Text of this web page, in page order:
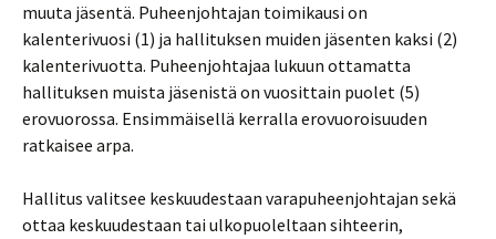
muuta jäsentä. Puheenjohtajan toimikausi on
kalenterivuosi (1) ja hallituksen muiden jäsenten kaksi (2)
kalenterivuotta. Puheenjohtajaa lukuun ottamatta
hallituksen muista jäsenistä on vuosittain puolet (5)
erovuorossa. Ensimmäisellä kerralla erovuoroisuuden
ratkaisee arpa.
Hallitus valitsee keskuudestaan varapuheenjohtajan sekä
ottaa keskuudestaan tai ulkopuoleltaan sihteerin,